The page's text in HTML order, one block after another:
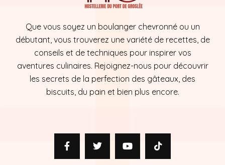
Que vous soyez un boulanger chevronné ou un
débutant, vous trouverez une variété de recettes, de
conseils et de techniques pour inspirer vos
aventures culinaires. Rejoignez-nous pour découvrir
les secrets de la perfection des gâteaux, des
biscuits, du pain et bien plus encore.